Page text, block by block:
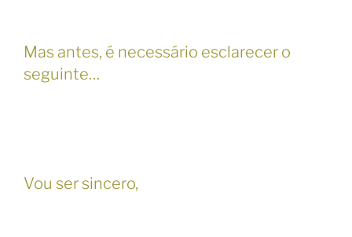
Mas antes, é necessário esclarecer o
seguinte…
Vou ser sincero,